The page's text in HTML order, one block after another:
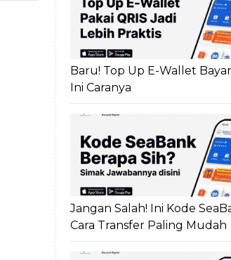
Baru! Top Up E-Wallet
Ini Caranya
Jangan Salah! Ini Kode
Cara Transfer Paling Mudah